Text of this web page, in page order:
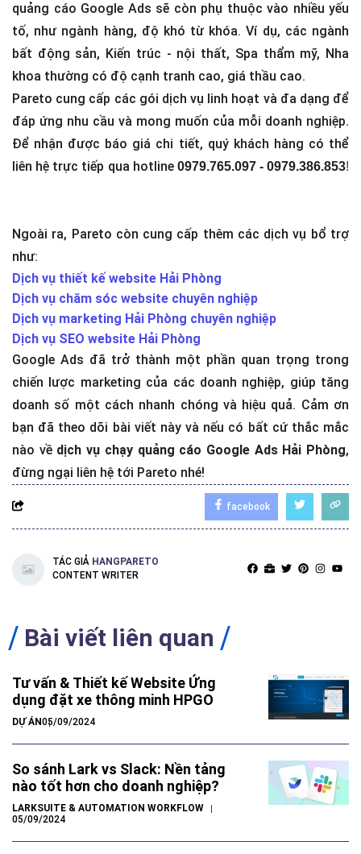
quảng cáo Google Ads sẽ còn phụ thuộc vào nhiều yếu
tố, như ngành hàng, độ khó từ khóa. Ví dụ, các ngành
bất động sản, Kiến trúc - nội thất, Spa thẩm mỹ, Nha
khoa thường có độ cạnh tranh cao, giá thầu cao.
Pareto cung cấp các gói dịch vụ linh hoạt và đa dạng để
đáp ứng nhu cầu và mong muốn của mỗi doanh nghiệp.
Để nhận được báo giá chi tiết, quý khách hàng có thể
liên hệ trực tiếp qua hotline 0979.765.097 - 0979.386.853!
Ngoài ra, Pareto còn cung cấp thêm các dịch vụ bổ trợ
như:
Dịch vụ thiết kế website Hải Phòng
Dịch vụ chăm sóc website chuyên nghiệp
Dịch vụ marketing Hải Phòng chuyên nghiệp
Dịch vụ SEO website Hải Phòng
Google Ads đã trở thành một phần quan trọng trong
chiến lược marketing của các doanh nghiệp, giúp tăng
doanh số một cách nhanh chóng và hiệu quả. Cảm ơn
bạn đã theo dõi bài viết này và nếu có bất cứ thắc mắc
nào về dịch vụ chạy quảng cáo Google Ads Hải Phòng,
đừng ngại liên hệ tới Pareto nhé!
facebook
TÁC GIẢ HANGPARETO
CONTENT WRITER
Bài viết liên quan
Tư vấn & Thiết kế Website Ứng
dụng đặt xe thông minh HPGO
DỰ ÁN05/09/2024
So sánh Lark vs Slack: Nền tảng
nào tốt hơn cho doanh nghiệp?
LARKSUITE & AUTOMATION WORKFLOW
05/09/2024